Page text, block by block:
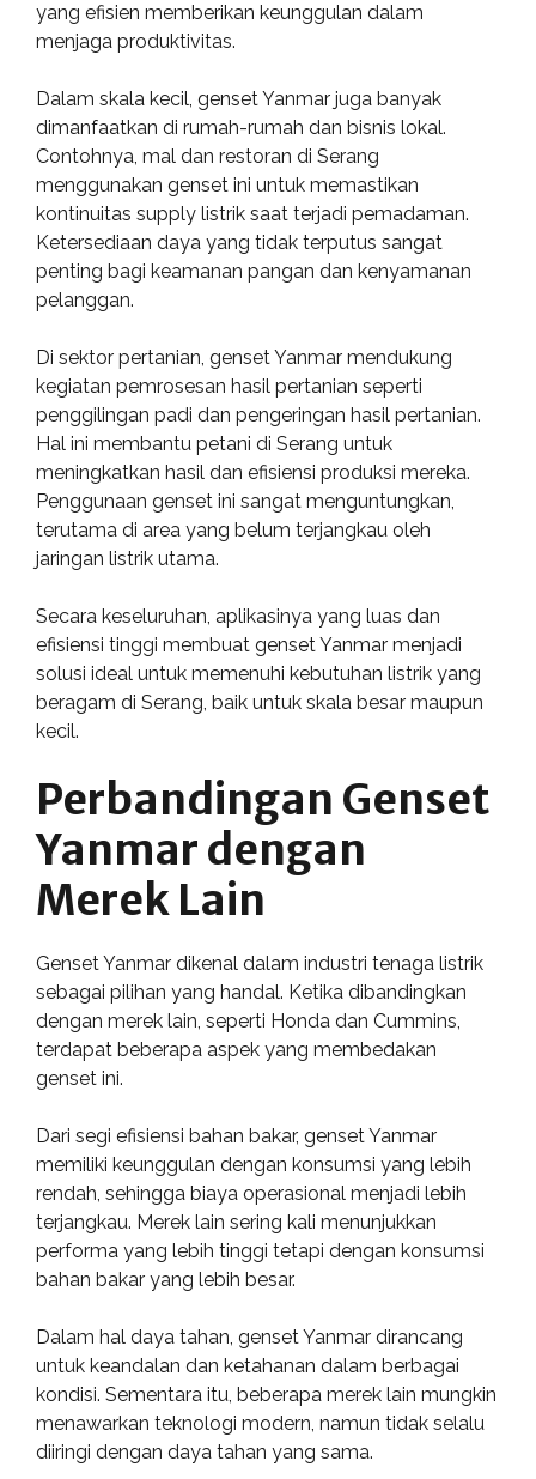
yang efisien memberikan keunggulan dalam
menjaga produktivitas.
Dalam skala kecil, genset Yanmar juga banyak
dimanfaatkan di rumah-rumah dan bisnis lokal.
Contohnya, mal dan restoran di Serang
menggunakan genset ini untuk memastikan
kontinuitas supply listrik saat terjadi pemadaman.
Ketersediaan daya yang tidak terputus sangat
penting bagi keamanan pangan dan kenyamanan
pelanggan.
Di sektor pertanian, genset Yanmar mendukung
kegiatan pemrosesan hasil pertanian seperti
penggilingan padi dan pengeringan hasil pertanian.
Hal ini membantu petani di Serang untuk
meningkatkan hasil dan efisiensi produksi mereka.
Penggunaan genset ini sangat menguntungkan,
terutama di area yang belum terjangkau oleh
jaringan listrik utama.
Secara keseluruhan, aplikasinya yang luas dan
efisiensi tinggi membuat genset Yanmar menjadi
solusi ideal untuk memenuhi kebutuhan listrik yang
beragam di Serang, baik untuk skala besar maupun
kecil.
Perbandingan Genset
Yanmar dengan
Merek Lain
Genset Yanmar dikenal dalam industri tenaga listrik
sebagai pilihan yang handal. Ketika dibandingkan
dengan merek lain, seperti Honda dan Cummins,
terdapat beberapa aspek yang membedakan
genset ini.
Dari segi efisiensi bahan bakar, genset Yanmar
memiliki keunggulan dengan konsumsi yang lebih
rendah, sehingga biaya operasional menjadi lebih
terjangkau. Merek lain sering kali menunjukkan
performa yang lebih tinggi tetapi dengan konsumsi
bahan bakar yang lebih besar.
Dalam hal daya tahan, genset Yanmar dirancang
untuk keandalan dan ketahanan dalam berbagai
kondisi. Sementara itu, beberapa merek lain mungkin
menawarkan teknologi modern, namun tidak selalu
diiringi dengan daya tahan yang sama.